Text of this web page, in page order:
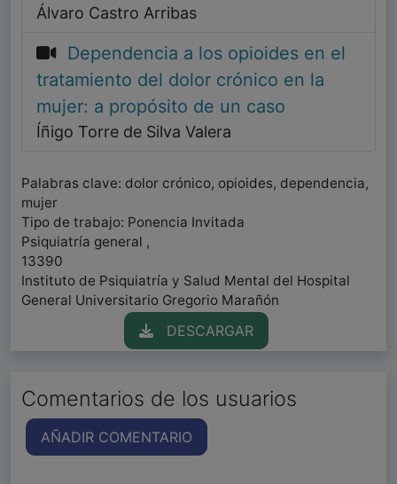
Álvaro Castro Arribas
Dependencia a los opioides en el
tratamiento del dolor crónico en la
mujer: a propósito de un caso
Íñigo Torre de Silva Valera
Palabras clave: dolor crónico, opioides, dependencia,
mujer
Tipo de trabajo: Ponencia Invitada
Psiquiatría general ,
13390
Instituto de Psiquiatría y Salud Mental del Hospital
General Universitario Gregorio Marañón
DESCARGAR
Comentarios de los usuarios
AÑADIR COMENTARIO